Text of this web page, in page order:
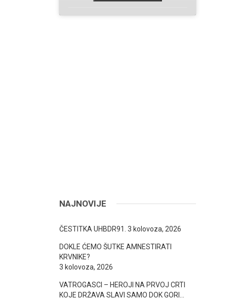
NAJNOVIJE
ČESTITKA UHBDR91. 3 kolovoza, 2026
DOKLE ĆEMO ŠUTKE AMNESTIRATI
KRVNIKE?
3 kolovoza, 2026
VATROGASCI – HEROJI NA PRVOJ CRTI
KOJE DRŽAVA SLAVI SAMO DOK GORI…